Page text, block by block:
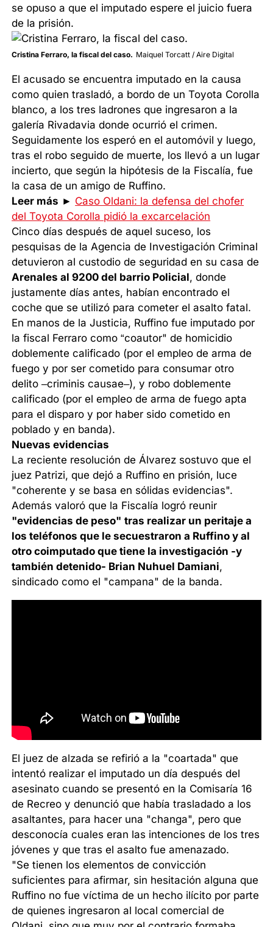
se opuso a que el imputado espere el juicio fuera
de la prisión.
Cristina Ferraro, la fiscal del caso. Maiquel Torcatt / Aire Digital
El acusado se encuentra imputado en la causa
como quien trasladó, a bordo de un Toyota Corolla
blanco, a los tres ladrones que ingresaron a la
galería Rivadavia donde ocurrió el crimen.
Seguidamente los esperó en el automóvil y luego,
tras el robo seguido de muerte, los llevó a un lugar
incierto, que según la hipótesis de la Fiscalía, fue
la casa de un amigo de Ruffino.
Leer más ► Caso Oldani: la defensa del chofer
del Toyota Corolla pidió la excarcelación
Cinco días después de aquel suceso, los
pesquisas de la Agencia de Investigación Criminal
detuvieron al custodio de seguridad en su casa de
Arenales al 9200 del barrio Policial, donde
justamente días antes, habían encontrado el
coche que se utilizó para cometer el asalto fatal.
En manos de la Justicia, Ruffino fue imputado por
la fiscal Ferraro como “coautor" de homicidio
doblemente calificado (por el empleo de arma de
fuego y por ser cometido para consumar otro
delito –criminis causae–), y robo doblemente
calificado (por el empleo de arma de fuego apta
para el disparo y por haber sido cometido en
poblado y en banda).
Nuevas evidencias
La reciente resolución de Álvarez sostuvo que el
juez Patrizi, que dejó a Ruffino en prisión, luce
"coherente y se basa en sólidas evidencias".
Además valoró que la Fiscalía logró reunir
"evidencias de peso" tras realizar un peritaje a
los teléfonos que le secuestraron a Ruffino y al
otro coimputado que tiene la investigación -y
también detenido- Brian Nuhuel Damiani,
sindicado como el "campana" de la banda.
El juez de alzada se refirió a la "coartada" que
intentó realizar el imputado un día después del
asesinato cuando se presentó en la Comisaría 16
de Recreo y denunció que había trasladado a los
asaltantes, para hacer una "changa", pero que
desconocía cuales eran las intenciones de los tres
jóvenes y que tras el asalto fue amenazado.
"Se tienen los elementos de convicción
suficientes para afirmar, sin hesitación alguna que
Ruffino no fue víctima de un hecho ilícito por parte
de quienes ingresaron al local comercial de